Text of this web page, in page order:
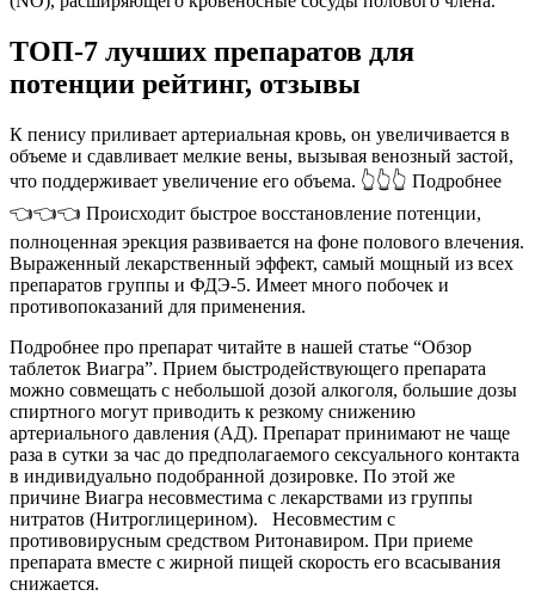
ТОП-7 лучших препаратов для
потенции рейтинг, отзывы
К пенису приливает артериальная кровь, он увеличивается в
объеме и сдавливает мелкие вены, вызывая венозный застой,
что поддерживает увеличение его объема. 👆👆👆 Подробнее
👈👈👈 Происходит быстрое восстановление потенции,
полноценная эрекция развивается на фоне полового влечения.
Выраженный лекарственный эффект, самый мощный из всех
препаратов группы и ФДЭ-5. Имеет много побочек и
противопоказаний для применения.
Подробнее про препарат читайте в нашей статье “Обзор
таблеток Виагра”. Прием быстродействующего препарата
можно совмещать с небольшой дозой алкоголя, большие дозы
спиртного могут приводить к резкому снижению
артериального давления (АД). Препарат принимают не чаще
раза в сутки за час до предполагаемого сексуального контакта
в индивидуально подобранной дозировке. По этой же
причине Виагра несовместима с лекарствами из группы
нитратов (Нитроглицерином). Несовместим с
противовирусным средством Ритонавиром. При приеме
препарата вместе с жирной пищей скорость его всасывания
снижается.